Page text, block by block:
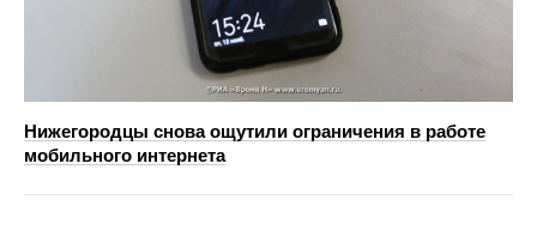
Нижегородцы снова ощутили ограничения в работе
мобильного интернета